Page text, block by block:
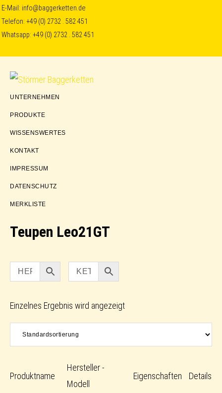
Skip
to
primary
navigation
Skip
to
content
Skip
to
E-Mail: info@baggerketten.de
Telefon:+49 (0) 2732 . 582 451
Whatsapp:+49 (0) 2732 . 582 451
Störmer
UNTERNEHMEN
PRODUKTE
WISSENSWERTES
KONTAKT
IMPRESSUM
DATENSCHUTZ
MERKLISTE
Teupen Leo21GT
Einzelnes Ergebnis wird angezeigt
Produktname
Hersteller -
Modell
Eigenschaften Details